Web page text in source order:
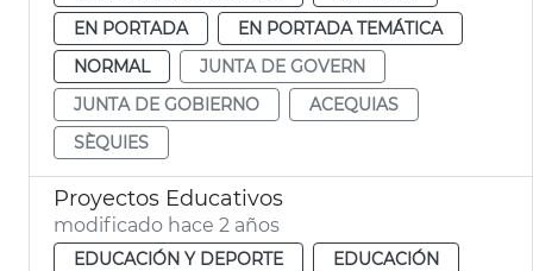
EN PORTADA
EN PORTADA TEMÁTICA
NORMAL
JUNTA DE GOVERN
JUNTA DE GOBIERNO
ACEQUIAS
SÈQUIES
Proyectos Educativos
modificado hace 2 años
EDUCACIÓN Y DEPORTE
EDUCACIÓN